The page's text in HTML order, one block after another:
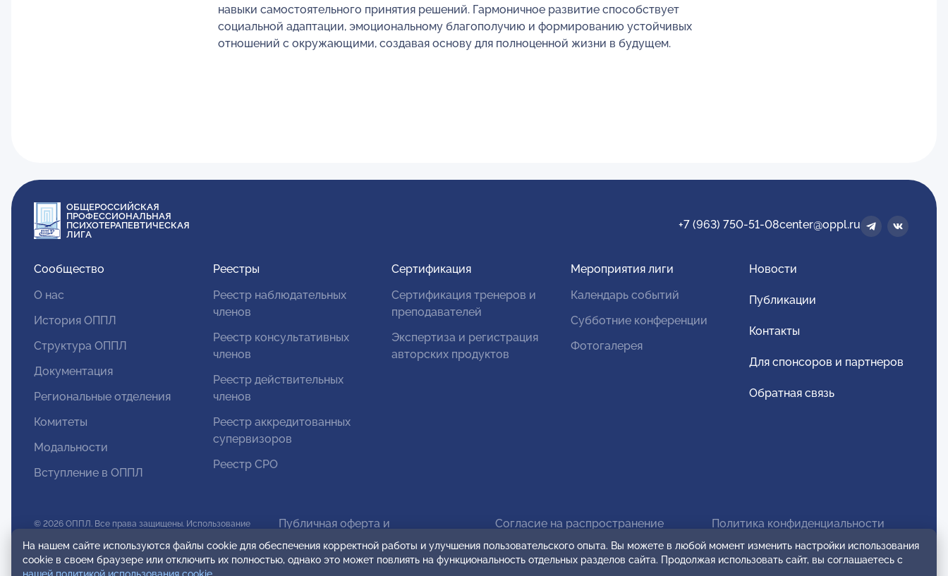
навыки самостоятельного принятия решений. Гармоничное развитие способствует
социальной адаптации, эмоциональному благополучию и формированию устойчивых
отношений с окружающими, создавая основу для полноценной жизни в будущем.
ОБЩЕРОССИЙСКАЯ
ПРОФЕССИОНАЛЬНАЯ
ПСИХОТЕРАПЕВТИЧЕСКАЯ
ЛИГА
+7 (963) 750-51-08center@oppl.ru
Сообщество
О нас
История ОППЛ
Структура ОППЛ
Документация
Региональные отделения
Комитеты
Модальности
Вступление в ОППЛ
Реестры
Реестр наблюдательных
членов
Реестр консультативных
членов
Реестр действительных
членов
Реестр аккредитованных
супервизоров
Реестр СРО
Сертификация
Сертификация тренеров и
преподавателей
Экспертиза и регистрация
авторских продуктов
Мероприятия лиги
Календарь событий
Субботние конференции
Фотогалерея
Новости
Публикации
Контакты
Для спонсоров и партнеров
Обратная связь
Публичная оферта и
Пользовательское соглашение
Согласие на распространение
персональных данных
Политика конфиденциальности
© 2026 ОППЛ. Все права защищены. Использование
материалов разрешено только при использовании
активной ссылки на источник.
На нашем сайте используются файлы cookie для обеспечения корректной работы и улучшения пользовательского опыта. Вы можете в любой момент изменить настройки использования
cookie в своем браузере или отключить их полностью, однако это может повлиять на функциональность отдельных разделов сайта. Продолжая использовать сайт, вы соглашаетесь с